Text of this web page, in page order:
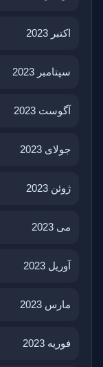
اکتبر 2023
سپتامبر 2023
آگوست 2023
جولای 2023
ژوئن 2023
می 2023
آوریل 2023
مارس 2023
فوریه 2023